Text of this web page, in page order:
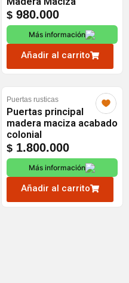
$ 980.000
Más información
Añadir al carrito
Puertas rusticas
Puertas principal
madera maciza acabado
colonial
$ 1.800.000
Más información
Añadir al carrito